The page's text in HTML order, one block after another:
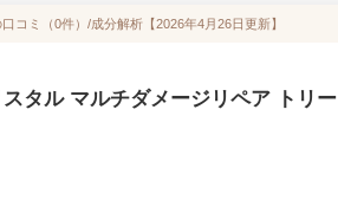
コミ（0件）/成分解析【2026年4月26日更新】
タル マルチダメージリペア トリー